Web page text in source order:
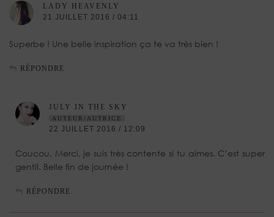
LADY HEAVENLY
21 JUILLET 2016 / 04:11
Superbe ! Une belle inspiration ça te va très bien !
RÉPONDRE
JULY IN THE SKY
AUTEUR/AUTRICE
22 JUILLET 2016 / 12:09
Coucou. Merci, je suis très contente si tu aimes. C’est super
gentil. Belle fin de journée !
RÉPONDRE